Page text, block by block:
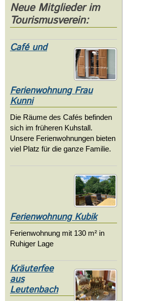
Neue Mitglieder im
Tourismusverein:
Café und
Ferienwohnung Frau
Kunni
Die Räume des Cafés befinden
sich im früheren Kuhstall.
Unsere Ferienwohnungen bieten
viel Platz für die ganze Familie.
Ferienwohnung Kubik
Ferienwohnung mit 130 m² in
Ruhiger Lage
Kräuterfee
aus
Leutenbach